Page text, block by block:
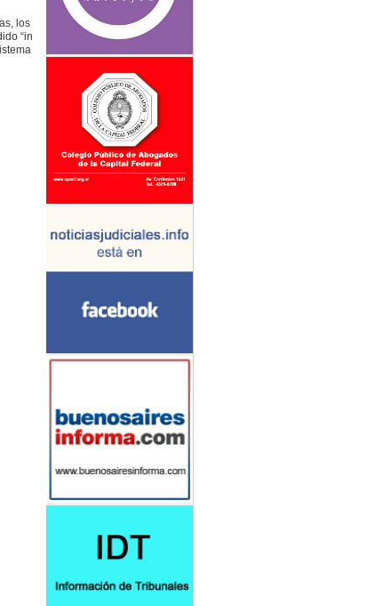
los
“in